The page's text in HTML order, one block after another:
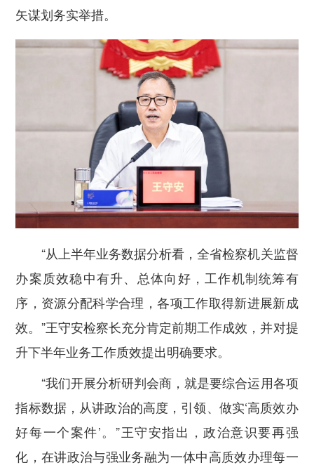
矢谋划务实举措。
“从上半年业务数据分析看，全省检察机关监督
办案质效稳中有升、总体向好，工作机制统筹有
序，资源分配科学合理，各项工作取得新进展新成
效。”王守安检察长充分肯定前期工作成效，并对提
升下半年业务工作质效提出明确要求。
“我们开展分析研判会商，就是要综合运用各项
指标数据，从讲政治的高度，引领、做实‘高质效办
好每一个案件’。”王守安指出，政治意识要再强
化，在讲政治与强业务融为一体中高质效办理每一